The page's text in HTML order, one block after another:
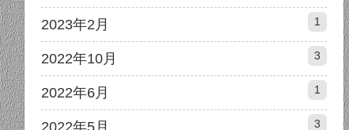
2023年2月 1
2022年10月 3
2022年6月 1
2022年5月 3